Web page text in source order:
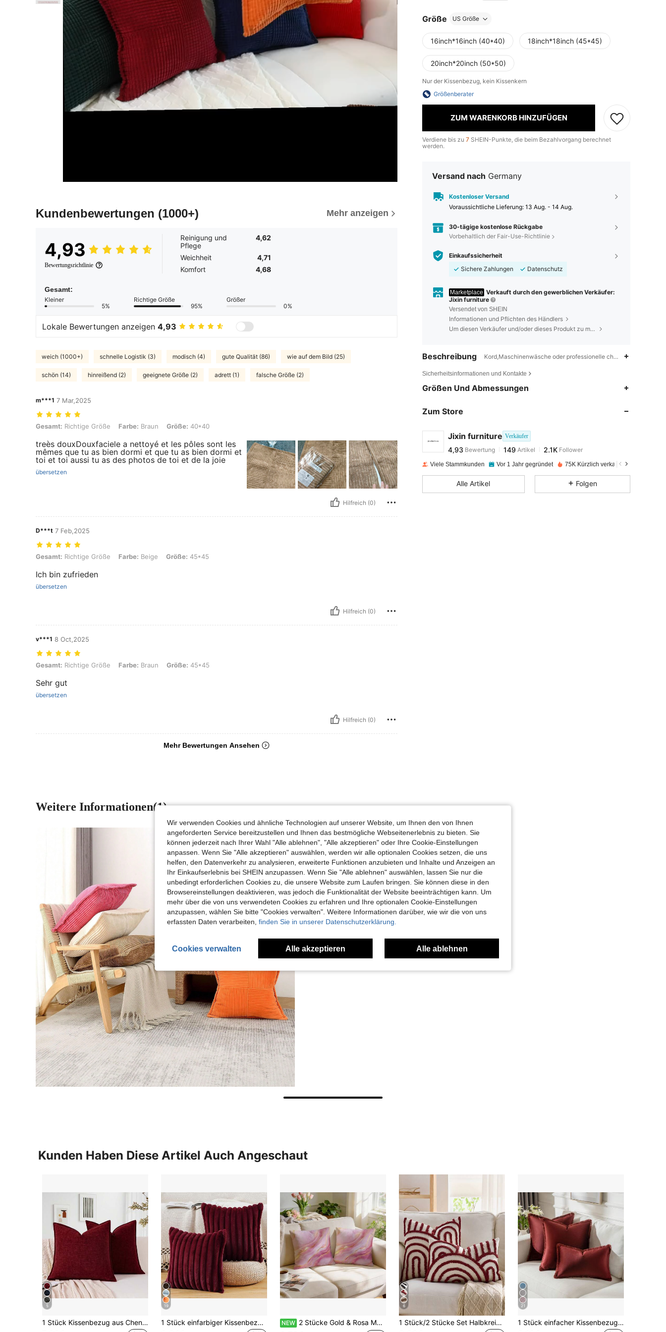
Kundenbewertungen (1000+) Mehr anzeigen
4,93
Bewertungsrichtlinie
Reinigung und
Pflege
4,62
Weichheit
4,71
Komfort
4,68
Gesamt:
Kleiner
5%
Richtige Größe
95%
Größer
0%
Lokale Bewertungen anzeigen 4,93
weich (1000+) schnelle Logistik (3) modisch (4) gute Qualität (86) wie auf dem Bild (25)
schön (14) hinreißend (2) geeignete Größe (2) adrett (1) falsche Größe (2)
m***1 7 Mar,2025
Gesamt: Richtige Größe, Farbe: Braun, Größe: 40*40
Gesamt: Richtige Größe Farbe: Braun Größe: 40*40
treès douxDouxfaciele a nettoyé et les pôles sont les
mêmes que tu as bien dormi et que tu as bien dormi et
toi et toi aussi tu as des photos de toi et de la joie
übersetzen
Hilfreich (0)
D***t 7 Feb,2025
Gesamt: Richtige Größe, Farbe: Beige, Größe: 45*45
Gesamt: Richtige Größe Farbe: Beige Größe: 45*45
Ich bin zufrieden
übersetzen
Hilfreich (0)
v***1 8 Oct,2025
Gesamt: Richtige Größe, Farbe: Braun, Größe: 45*45
Gesamt: Richtige Größe Farbe: Braun Größe: 45*45
Sehr gut
übersetzen
Hilfreich (0)
Mehr Bewertungen Ansehen
Größe US Größe
16inch*16inch (40*40) 18inch*18inch (45*45)
20inch*20inch (50*50)
Nur der Kissenbezug, kein Kissenkern
Größenberater
ZUM WARENKORB HINZUFÜGEN
Verdiene bis zu 7 SHEIN-Punkte, die beim Bezahlvorgang berechnet
werden.
Versand nach Germany
Kostenloser Versand
Voraussichtliche Lieferung: 13 Aug. - 14 Aug.
30-tägige kostenlose Rückgabe
Vorbehaltlich der Fair-Use-Richtlinie
Einkaufssicherheit
Sichere Zahlungen
Datenschutz
Marketplace Verkauft durch den gewerblichen Verkäufer:
Jixin furniture
Versendet von SHEIN
Informationen und Pflichten des Händlers
Um diesen Verkäufer und/oder dieses Produkt zu melden
Beschreibung Kord,Maschinenwäsche oder professionelle chemische
Sicherheitsinformationen und Kontakte
Größen Und Abmessungen
Zum Store
Jixin furniture Verkäufer
4,93
4,93 149Artikel
s***abezahltVor 1 Tag
Viele Stammkunden Vor 1 Jahr gegründet 75K Kürzlich verkauft
Alle Artikel Folgen
Weitere Informationen(1)
Kunden Haben Diese Artikel Auch Angeschaut
5
1 Stück Kissenbezug aus Chenille mit gesteppten Rändern, einfarbig gefärbt, für Heimdekoration, Couch, Sofa, Bett, Wohnzimmer
19
1 Stück einfarbiger Kissenbezug (Kissenfüllung nicht enthalten), Stoff Zierkissenbezug, geeignet für Wohnzimmer Sofa NEW 2 Stücke Gold & Rosa Marmor Kissenbezüge 40/45/50cm, 100% Polyester Digitaldruck/Verdeckter Reißverschluss/Genähte Handwerkskunst, Schützen Kissenkern/Stilwechsel, Kissenbezüge für Outdoor-Terrassen-Dekoration/Schlafzimmer-Kissenbezüge/Raumdekoration/Heimdekoration für alle Jahreszeiten
6
1 Stück/2 Stücke Set Halbkreis geometrisches Muster Kissenbezug, Leinwand Kreis Samt Stickerei gefertigter quadratischer Kissenbezug, für den täglichen Gebrauch im Schlafzimmer, Wohnzimmer, Sofa, Hof, Garten Dekoration, ohne Kern 30*50cm 45*45cm
21
1 Stück einfacher Kissenbezug ohne Füllung, mit Quaste, Samtbezug für Sofa, Heimdekoration
Wir verwenden Cookies und ähnliche Technologien auf unserer Website, um Ihnen den von Ihnen
angeforderten Service bereitzustellen und Ihnen das bestmögliche Webseitenerlebnis zu bieten. Sie
können jederzeit nach Ihrer Wahl "Alle ablehnen", "Alle akzeptieren" oder Ihre Cookie-Einstellungen
anpassen. Wenn Sie "Alle akzeptieren" auswählen, werden wir alle optionalen Cookies setzen, die uns
helfen, den Datenverkehr zu analysieren, erweiterte Funktionen anzubieten und Inhalte und Anzeigen an
Ihr Einkaufserlebnis bei SHEIN anzupassen. Wenn Sie "Alle ablehnen" auswählen, lassen Sie nur die
unbedingt erforderlichen Cookies zu, die unsere Website zum Laufen bringen. Sie können diese in den
Browsereinstellungen deaktivieren, was jedoch die Funktionalität der Website beeinträchtigen kann. Um
mehr über die von uns verwendeten Cookies zu erfahren und Ihre optionalen Cookie-Einstellungen
anzupassen, wählen Sie bitte "Cookies verwalten". Weitere Informationen darüber, wie wir die von uns
erfassten Daten verarbeiten, finden Sie in unserer Datenschutzerklärung.
Cookies verwalten Alle akzeptieren Alle ablehnen